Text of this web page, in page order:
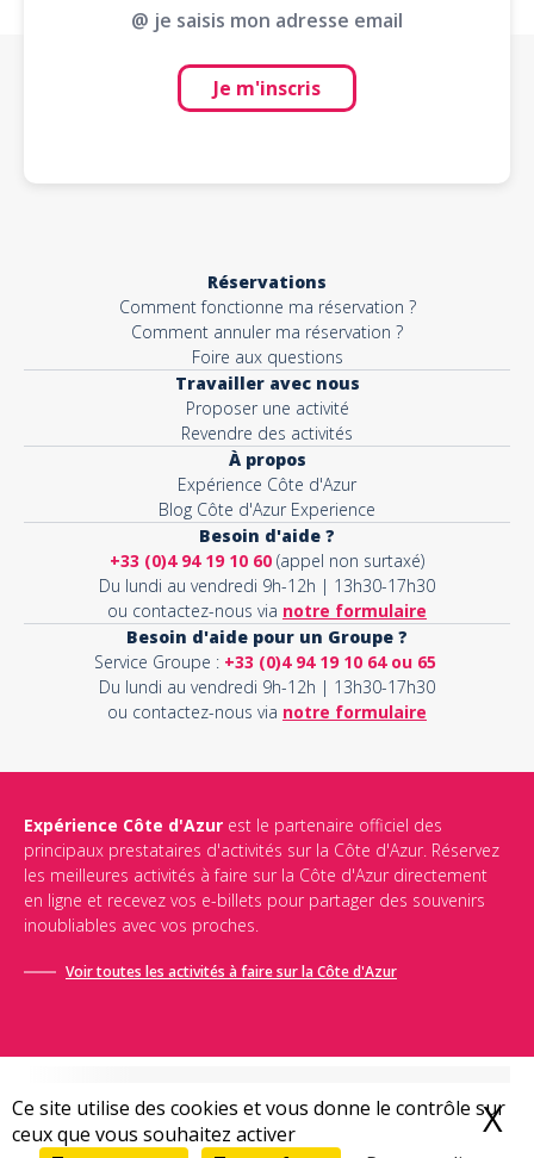
Ce site utilise des cookies et vous donne le contrôle sur
ceux que vous souhaitez activer
X
@ je saisis mon adresse email
Je m'inscris
Réservations
Comment fonctionne ma réservation ?
Comment annuler ma réservation ?
Foire aux questions
Travailler avec nous
Proposer une activité
Revendre des activités
À propos
Expérience Côte d'Azur
Blog Côte d'Azur Experience
Besoin d'aide ?
+33 (0)4 94 19 10 60 (appel non surtaxé)
Du lundi au vendredi 9h-12h | 13h30-17h30
ou contactez-nous via notre formulaire
Besoin d'aide pour un Groupe ?
Service Groupe : +33 (0)4 94 19 10 64 ou 65
Du lundi au vendredi 9h-12h | 13h30-17h30
ou contactez-nous via notre formulaire
Expérience Côte d'Azur est le partenaire officiel des
principaux prestataires d'activités sur la Côte d'Azur. Réservez
les meilleures activités à faire sur la Côte d'Azur directement
en ligne et recevez vos e-billets pour partager des souvenirs
inoubliables avec vos proches.
Voir toutes les activités à faire sur la Côte d'Azur
Conditions générales de vente-Politique de confidentialité-